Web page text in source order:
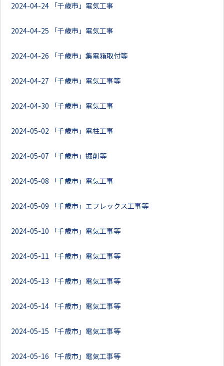
2024-04-24 「千歳市」電気工事
2024-04-25 「千歳市」電気工事
2024-04-26 「千歳市」集電箱取付等
2024-04-27 「千歳市」電気工事等
2024-04-30 「千歳市」電気工事
2024-05-02 「千歳市」電柱工事
2024-05-07 「千歳市」掘削等
2024-05-08 「千歳市」電気工事
2024-05-09 「千歳市」エフレックス工事等
2024-05-10 「千歳市」電気工事等
2024-05-11 「千歳市」電気工事等
2024-05-13 「千歳市」電気工事等
2024-05-14 「千歳市」電気工事等
2024-05-15 「千歳市」電気工事等
2024-05-16 「千歳市」電気工事等